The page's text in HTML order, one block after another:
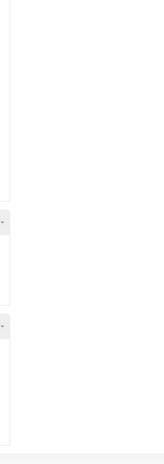
-
-